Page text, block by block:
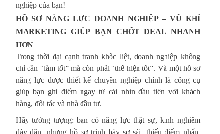
nghiệp của bạn!
HỒ SƠ NĂNG LỰC DOANH NGHIỆP – VŨ KHÍ
MARKETING GIÚP BẠN CHỐT DEAL NHANH
HƠN
Trong thời đại cạnh tranh khốc liệt, doanh nghiệp không
chỉ cần “làm tốt” mà còn phải “thể hiện tốt”. Và một hồ sơ
năng lực được thiết kế chuyên nghiệp chính là công cụ
giúp bạn ghi điểm ngay từ cái nhìn đầu tiên với khách
hàng, đối tác và nhà đầu tư.
Hãy tưởng tượng: bạn có năng lực thật sự, kinh nghiệm
dày dặn, nhưng hồ sơ trình bày sơ sài, thiếu điểm nhấn.